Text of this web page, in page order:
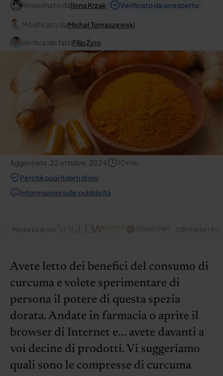
Revisionato daIlona Krzak Verificato da un esperto
Modificato daMichał Tomaszewski
Verifica dei fattiFilip Żyro
Aggiornato:22 ottobre, 2024 10 min
Perché puoi fidarti di noi
Informazioni sulle pubblicità
Media su di noi:
Avete letto dei benefici del consumo di
curcuma e volete sperimentare di
persona il potere di questa spezia
dorata. Andate in farmacia o aprite il
browser di Internet e... avete davanti a
voi decine di prodotti. Vi suggeriamo
quali sono le compresse di curcuma